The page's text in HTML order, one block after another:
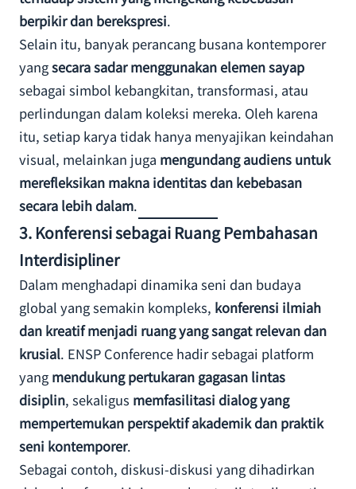
berpikir dan berekspresi.
Selain itu, banyak perancang busana kontemporer
yangsecara sadar menggunakan elemen sayap
sebagai simbol kebangkitan, transformasi, atau
perlindungan dalam koleksi mereka. Oleh karena
itu, setiap karya tidak hanya menyajikan keindahan
visual, melainkan juga mengundang audiens untuk
merefleksikan makna identitas dan kebebasan
secara lebih dalam.
3. Konferensi sebagai Ruang Pembahasan
Interdisipliner
Dalam menghadapi dinamika seni dan budaya
global yang semakin kompleks, konferensi ilmiah
dan kreatif menjadi ruang yang sangat relevan dan
krusial. ENSP Conference hadir sebagai platform
yang mendukung pertukaran gagasan lintas
disiplin, sekaligus memfasilitasi dialog yang
mempertemukan perspektif akademik dan praktik
seni kontemporer.
Sebagai contoh, diskusi-diskusi yang dihadirkan